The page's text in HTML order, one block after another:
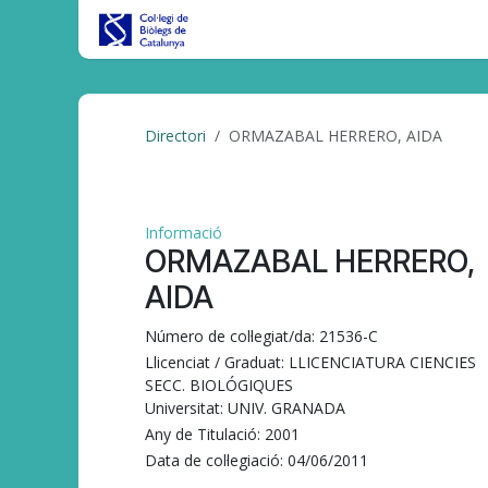
Skip to Content
Directori ORMAZABAL HERRERO, AIDA
Informació
ORMAZABAL HERRERO,
AIDA
Número de col·legiat/da: 21536-C
Llicenciat / Graduat: LLICENCIATURA CIENCIES
SECC. BIOLÓGIQUES
Universitat: UNIV. GRANADA
Any de Titulació: 2001
Data de col·legiació: 04/06/2011